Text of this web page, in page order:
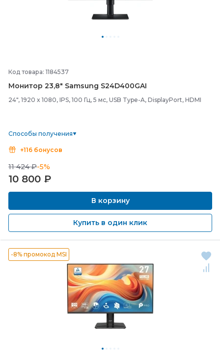
Код товара: 1184537
Монитор 23,8" Samsung S24D400GAI
24", 1920 x 1080, IPS, 100 Гц, 5 мс, USB Type-A, DisplayPort, HDMI
Способы получения
+116 бонусов
11 424 ₽-5%
10 800 ₽
В корзину
Купить в один клик
-8% промокод MSI